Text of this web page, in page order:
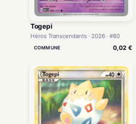
Togepi
Héros Transcendants · 2026 · #80
COMMUNE 0,02 €